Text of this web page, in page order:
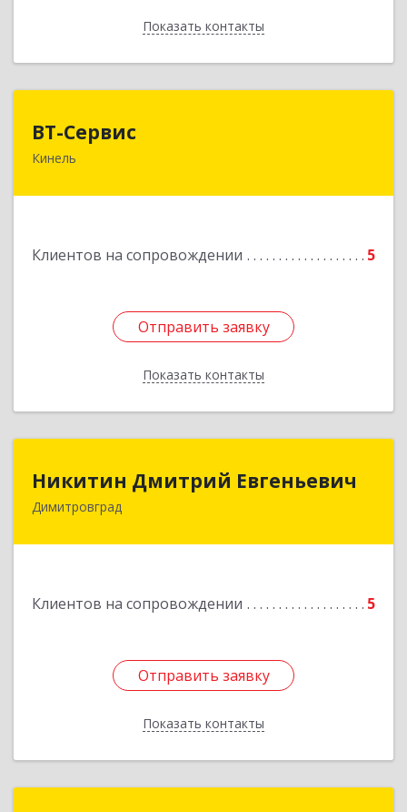
Показать контакты
Назад
ВТ-Сервис
Кинель
Клиентов на сопровождении 5
Отправить заявку
Показать контакты
446436, Самарская обл, Кинель г, Маяковского
Отправить заявку
Назад
Никитин Дмитрий Евгеньевич
Димитровград
Клиентов на сопровождении 5
Отправить заявку
Показать контакты
Никитин Дмитрий Евгеньевич
Отправить заявку
Назад